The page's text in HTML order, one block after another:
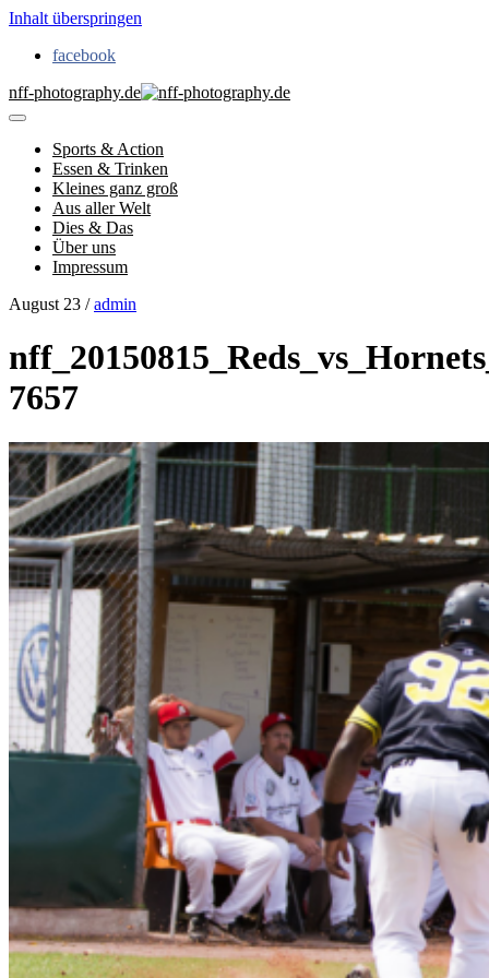
Inhalt überspringen
facebook
nff-photography.de
Sports & Action
Essen & Trinken
Kleines ganz groß
Aus aller Welt
Dies & Das
Über uns
Impressum
August 23 /admin
7657